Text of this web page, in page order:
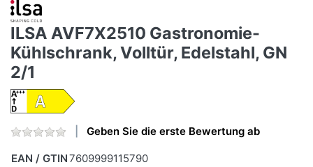
ILSA AVF7X2510 Gastronomie-
Kühlschrank, Volltür, Edelstahl, GN
2/1
Geben Sie die erste Bewertung ab
EAN / GTIN7609999115790